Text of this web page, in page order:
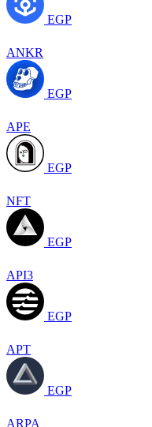
EGP
ANKR
EGP
APE
EGP
NFT
EGP
API3
EGP
APT
EGP
ARPA